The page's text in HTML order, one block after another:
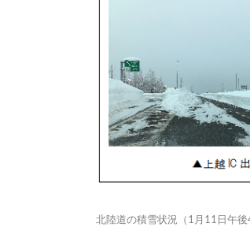
北陸道の積雪状況（1月11日午後